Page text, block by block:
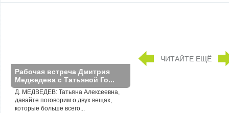
Рабочая встреча Дмитрия
Медведева с Татьяной Го...
Д. МЕДВЕДЕВ: Татьяна Алексеевна,
давайте поговорим о двух вещах,
которые больше всего...
ЧИТАЙТЕ ЕЩЁ